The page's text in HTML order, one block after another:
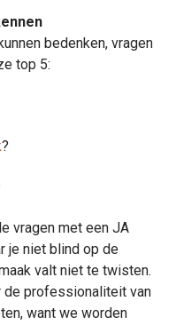
bedenken, vragen
top 5:
?
vragen met een JA
je niet blind op de
valt niet te twisten.
de professionaliteit van
want we worden